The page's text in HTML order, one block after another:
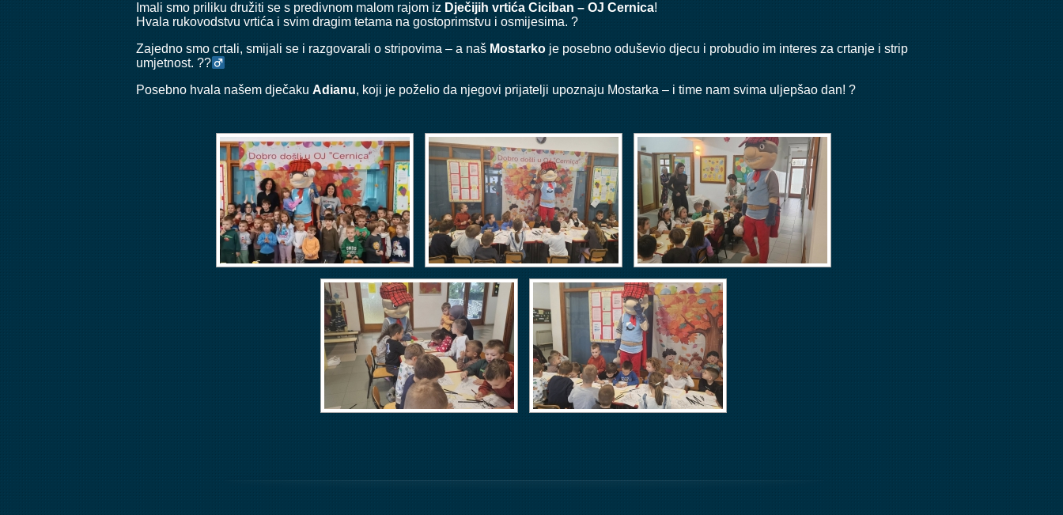
Imali smo priliku družiti se s predivnom malom rajom iz Dječijih vrtića Ciciban – OJ Cernica!
Hvala rukovodstvu vrtića i svim dragim tetama na gostoprimstvu i osmijesima. ?
Zajedno smo crtali, smijali se i razgovarali o stripovima – a naš Mostarko je posebno oduševio djecu i probudio im interes za crtanje i strip
umjetnost. ??‍
Posebno hvala našem dječaku Adianu, koji je poželio da njegovi prijatelji upoznaju Mostarka – i time nam svima uljepšao dan! ?